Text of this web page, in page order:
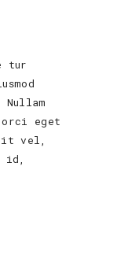
tur
eget
vel,
id,